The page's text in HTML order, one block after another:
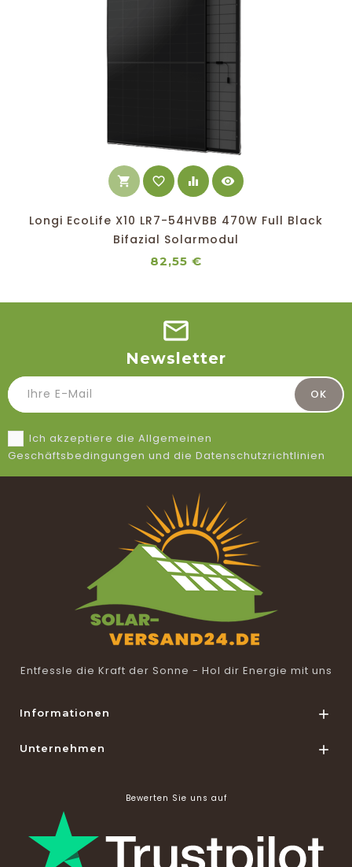
shopping_cart favorite_border equalizer visibility
Longi EcoLife X10 LR7-54HVBB 470W Full Black
Bifazial Solarmodul
82,55 €
Newsletter
Ich akzeptiere die Allgemeinen
Geschäftsbedingungen und die Datenschutzrichtlinien
Entfessle die Kraft der Sonne - Hol dir Energie mit uns
Informationen 
Unternehmen 
Bewerten Sie uns auf